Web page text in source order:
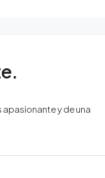
apasionante y de una